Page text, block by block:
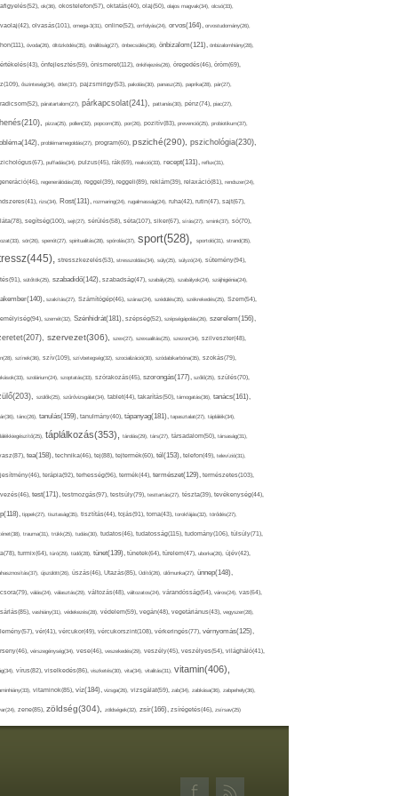
ok(36), okostelefon(57), oktatás(40), olaj(50), olajos magvak(34), olcsó(33),
olvasás(101), omega-3(31), online(52), orrfolyás(24), orvos(164), orvostudomány(26),
óvoda(26), öltözködés(35), önállóság(27), önbecsülés(36), önbizalom(121), önbizalomhiány(28),
önfejlesztés(59), önismeret(112), önkifejezés(26), öregedés(46), öröm(69),
őszinteség(34), ötlet(37), pajzsmirigy(53), pakolás(30), panasz(25), paprika(28), pár(27),
páratartalom(27), párkapcsolat(241), pattanás(30), pénz(74), piac(27),
pizza(25), pollen(32), popcorn(35), por(26), pozitív(83), prevenció(25), probiotikum(37),
problémamegoldás(27), program(60), psziché(290), pszichológia(230),
puffadás(34), pulzus(45), rák(69), reakció(33), recept(131), reflux(31),
regenerálódás(28), reggel(39), reggeli(89), reklám(39), relaxáció(81), rendszer(24),
rizs(34), Rost(131), rozmaring(24), rugalmasság(24), ruha(42), rutin(47), sajt(67),
segítség(100), sejt(27), sérülés(58), séta(107), siker(67), sírás(27), smink(37), só(70),
sör(26), spenót(27), spiritualitás(28), spórolás(37), sport(528), sportoló(31), strand(35),
stresszkezelés(53), stresszoldás(34), súly(25), súlyzó(24), sütemény(94),
sütőtök(25), szabadidő(142), szabadság(47), szabály(25), szabályok(24), szájhigiénia(24),
szakítás(27), Számítógép(46), száraz(24), szédülés(35), székrekedés(25), Szem(54),
szemét(32), Szénhidrát(181), szépség(52), szépségápolás(26), szerelem(156),
szervezet(306), szex(27), szexualitás(25), szezon(34), szilveszter(48),
színek(36), szív(109), szívbetegség(32), szocializáció(30), szódabikarbóna(35), szokás(79),
szolárium(24), szoptatás(33), szórakozás(45), szorongás(177), szőlő(25), szülés(70),
szülők(25), szűrővizsgálat(34), tablet(44), takarítás(50), támogatás(36), tanács(161),
tánc(26), tanulás(159), tanulmány(40), tápanyag(181), tapasztalat(27), táplálék(34),
táplálkozás(353), tárolás(29), társ(27), társadalom(50), társaság(31),
tea(158), technika(46), tej(88), tejtermék(60), tél(153), telefon(49), televízió(31),
terápia(92), terhesség(96), termék(44), természet(129), természetes(103),
test(171), testmozgás(97), testsúly(79), testtartás(27), tészta(39), tevékenység(44),
tippek(27), tisztaság(35), tisztítás(44), tojás(91), torna(43), torokfájás(32), törődés(27),
trauma(31), trükk(25), tudás(30), tudatos(46), tudatosság(115), tudomány(106), túlsúly(71),
turmix(64), túró(29), tüdő(28), tünet(139), tünetek(64), türelem(47), uborka(26), újév(42),
újszülött(26), úszás(46), Utazás(85), Üdítő(26), ülőmunka(27), ünnep(148),
válás(24), választás(29), változás(48), változatos(24), várandósság(54), város(24), vas(64),
vashiány(31), védekezés(28), védelem(59), vegán(48), vegetáriánus(43), vegyszer(28),
vér(41), vércukor(49), vércukorszint(108), vérkeringés(77), vérnyomás(125),
vérszegénység(34), vese(46), veszekedés(29), veszély(45), veszélyes(54), világháló(41),
vírus(82), viselkedés(86), viszketés(30), vita(34), vitalitás(31), vitamin(406),
vitaminok(85), víz(184), vizsga(26), vizsgálat(59), zab(34), zabkása(36), zabpehely(36),
zene(85), zöldség(304), zöldségek(32), zsír(166), zsírégetés(46), zsírsav(25)